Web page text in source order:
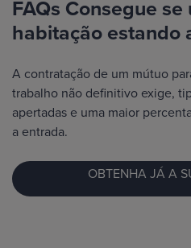
FAQs Consegue
habitação estando
A contratação de um mútuo
trabalho não definitivo exige,
apertadas e uma maior
a entrada.
OBTENHA JÁ A